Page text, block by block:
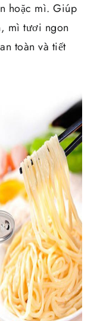
hoặc mì. Giúp
mì tươi ngon
toàn và tiết